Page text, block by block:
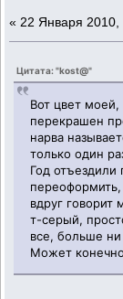
« 22 Января 2010,
Цитата: "kost@"
Вот цвет
перекрашен
нарва
только один
Год
вдруг говорит
т-серый,
все, больше ни
Может